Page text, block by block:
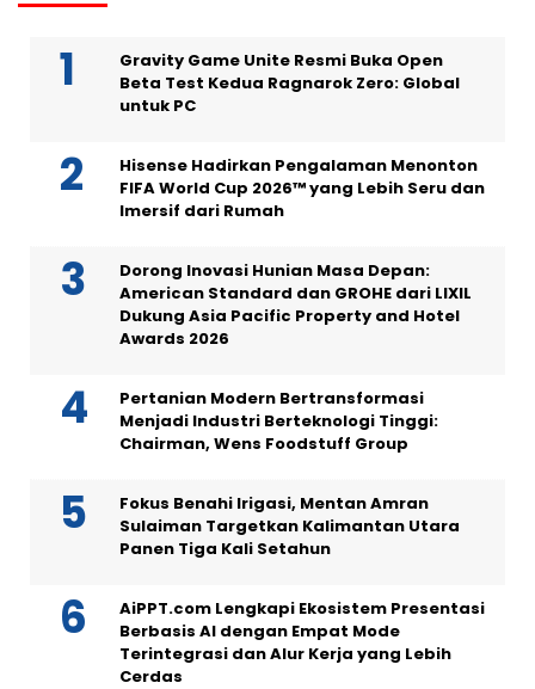
Gravity Game Unite Resmi Buka Open
Beta Test Kedua Ragnarok Zero: Global
untuk PC
Hisense Hadirkan Pengalaman Menonton
FIFA World Cup 2026™ yang Lebih Seru dan
Imersif dari Rumah
Dorong Inovasi Hunian Masa Depan:
American Standard dan GROHE dari LIXIL
Dukung Asia Pacific Property and Hotel
Awards 2026
Pertanian Modern Bertransformasi
Menjadi Industri Berteknologi Tinggi:
Chairman, Wens Foodstuff Group
Fokus Benahi Irigasi, Mentan Amran
Sulaiman Targetkan Kalimantan Utara
Panen Tiga Kali Setahun
AiPPT.com Lengkapi Ekosistem Presentasi
Berbasis AI dengan Empat Mode
Terintegrasi dan Alur Kerja yang Lebih
Cerdas